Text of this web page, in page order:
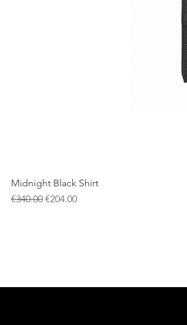
Midnight Black Shirt
通常価格
€340.00 セール価格
€204.00